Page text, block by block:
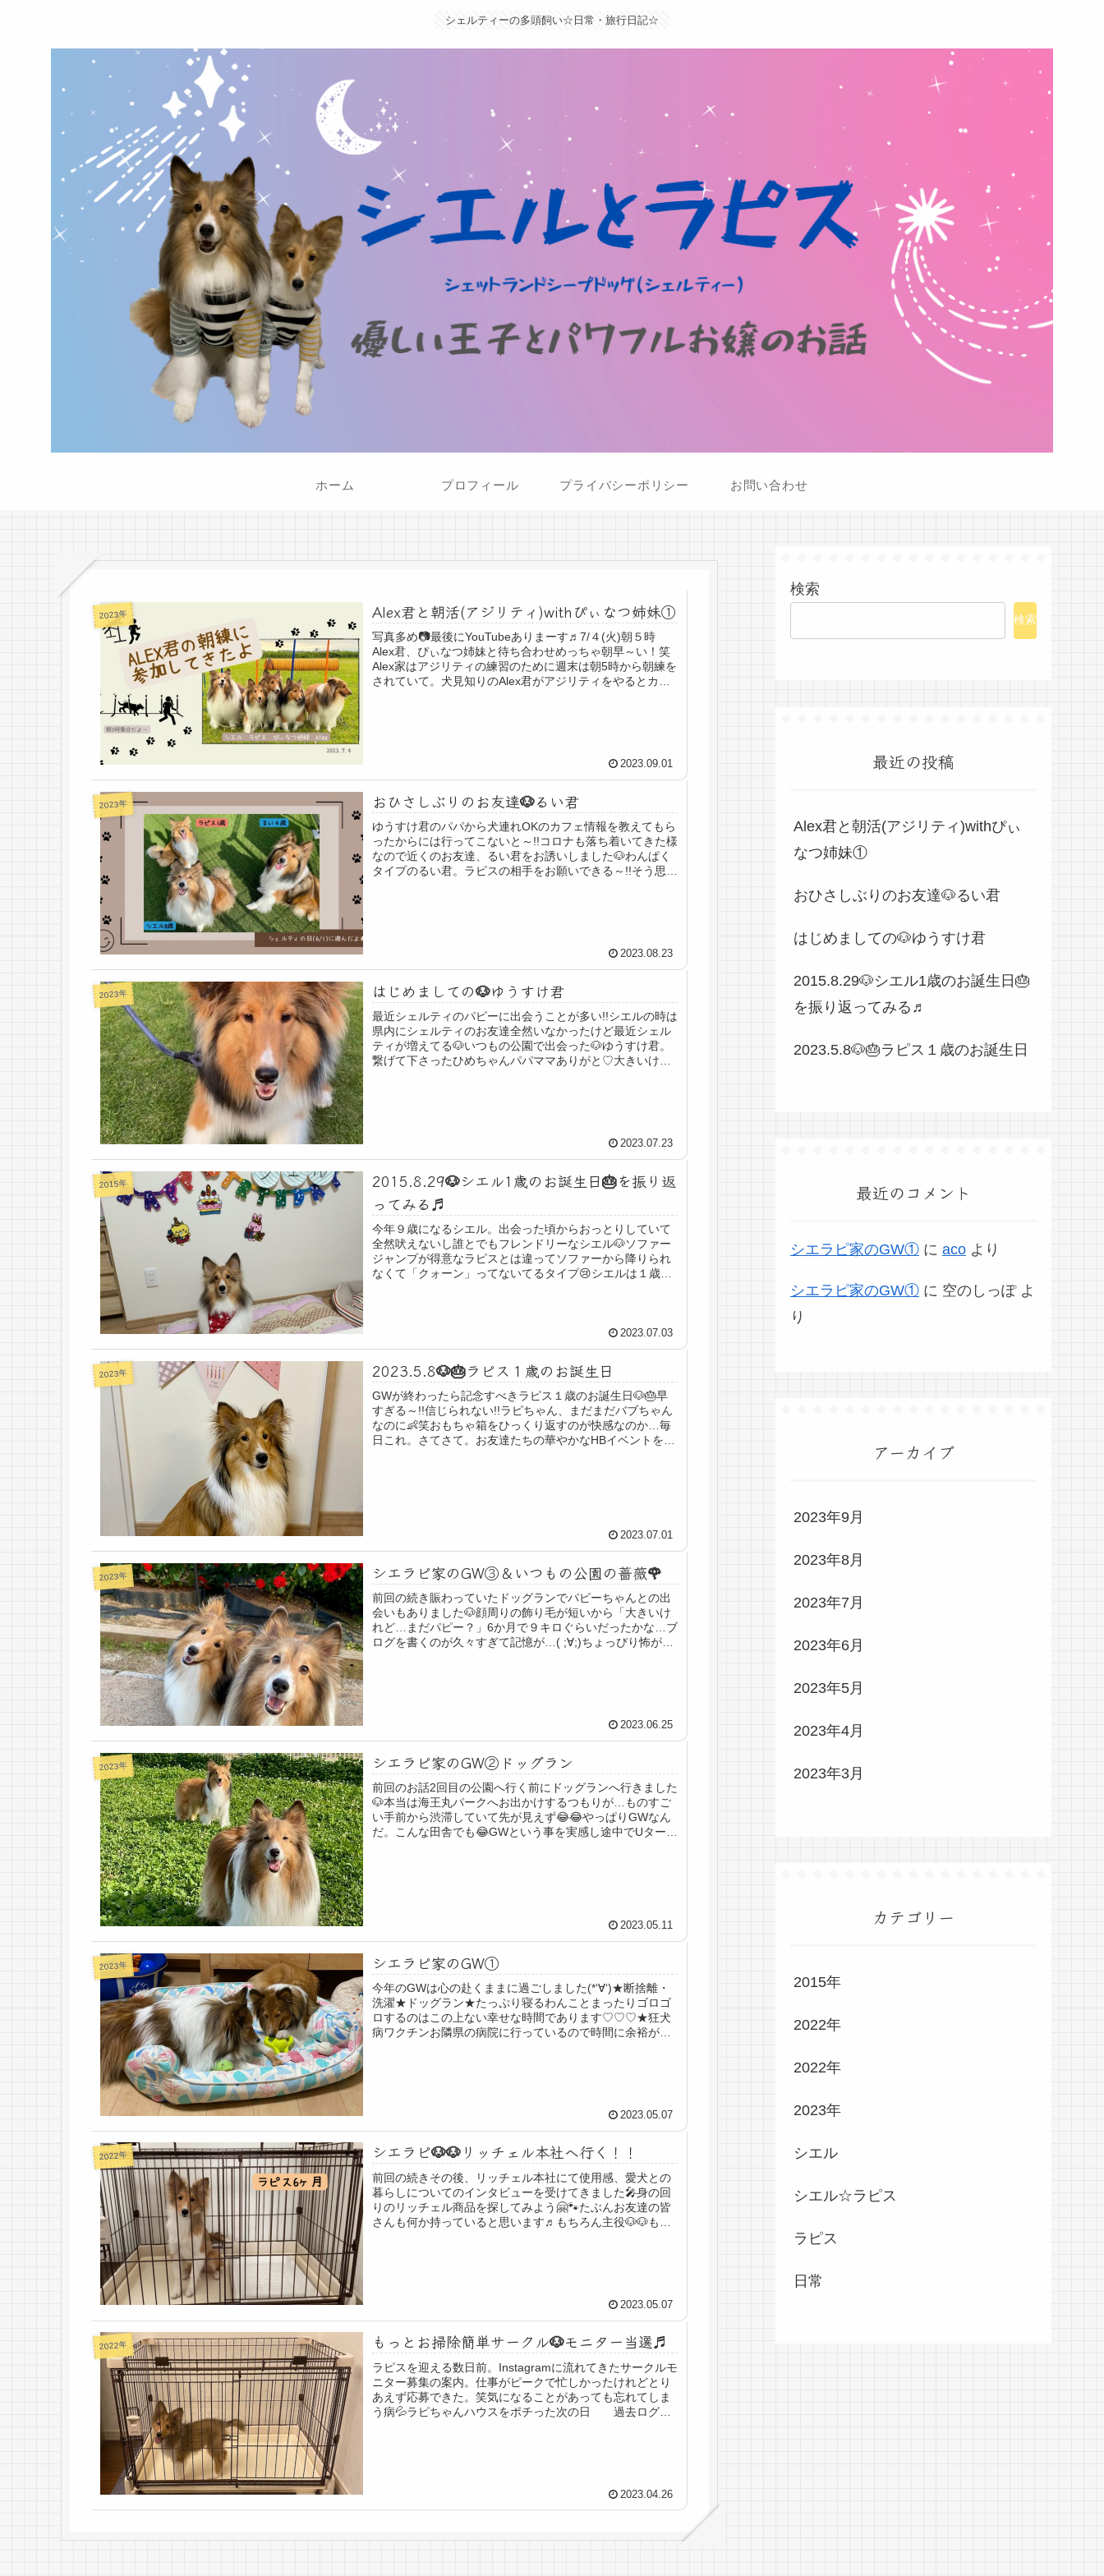
シェルティーの多頭飼い☆日常・旅行日記☆
ホーム プロフィール プライバシーポリシー お問い合わせ
2023年 Alex君と朝活(アジリティ)withぴぃなつ姉妹①
写真多め📷最後にYouTubeありまーす♬7/４(火)朝５時
Alex君、ぴぃなつ姉妹と待ち合わせめっちゃ朝早～い！笑
Alex家はアジリティの練習のために週末は朝5時から朝練を
されていて。犬見知りのAlex君がアジリティをやるとカッ
2023.09.01
2023年 おひさしぶりのお友達🐶るい君
ゆうすけ君のパパから犬連れOKのカフェ情報を教えてもら
ったからには行ってこないと～!!コロナも落ち着いてきた様
なので近くのお友達、るい君をお誘いしました🐶わんぱく
タイプのるい君。ラピスの相手をお願いできる～!!そう思っ
2023.08.23
2023年 はじめましての🐶ゆうすけ君
最近シェルティのパピーに出会うことが多い!!シエルの時は
県内にシェルティのお友達全然いなかったけど最近シェル
ティが増えてる🐶いつもの公園で出会った🐶ゆうすけ君。
繋げて下さったひめちゃんパパママありがと♡大きいけれ
2023.07.23
2015年
2015.8.29🐶シエル1歳のお誕生日🎂を振り返
ってみる♬
今年９歳になるシエル。出会った頃からおっとりしていて
全然吠えないし誰とでもフレンドリーなシエル🐶ソファー
ジャンプが得意なラピスとは違ってソファーから降りられ
なくて「クォーン」ってないてるタイプ😢シエルは１歳の
2023.07.03
2023年 2023.5.8🐶🎂ラピス１歳のお誕生日
GWが終わったら記念すべきラピス１歳のお誕生日🐶🎂早
すぎる～!!信じられない!!ラピちゃん、まだまだバブちゃん
なのに👶笑おもちゃ箱をひっくり返すのが快感なのか…毎
日これ。さてさて。お友達たちの華やかなHBイベントを見
2023.07.01
2023年 シエラピ家のGW③＆いつもの公園の薔薇🌹
前回の続き賑わっていたドッグランでパピーちゃんとの出
会いもありました🐶顔周りの飾り毛が短いから「大きいけ
れど…まだパピー？」6か月で９キロぐらいだったかな…ブ
ログを書くのが久々すぎて記憶が…( ;∀;)ちょっぴり怖がり
2023.06.25
2023年 シエラピ家のGW②ドッグラン
前回のお話2回目の公園へ行く前にドッグランへ行きました
🐶本当は海王丸パークへお出かけするつもりが…ものすご
い手前から渋滞していて先が見えず😂😂やっぱりGWなん
だ。こんな田舎でも😂GWという事を実感し途中でUター
2023.05.11
2023年 シエラピ家のGW①
今年のGWは心の赴くままに過ごしました(*‘∀‘)★断捨離・
洗濯★ドッグラン★たっぷり寝るわんことまったりゴロゴ
ロするのはこの上ない幸せな時間であります♡♡♡★狂犬
病ワクチンお隣県の病院に行っているので時間に余裕があ
2023.05.07
2022年 シエラピ🐶🐶リッチェル本社へ行く！！
前回の続きその後、リッチェル本社にて使用感、愛犬との
暮らしについてのインタビューを受けてきました🎤身の回
りのリッチェル商品を探してみよう🤗🐾たぶんお友達の皆
さんも何か持っていると思います♬もちろん主役🐶🐶も一
2023.05.07
2022年 もっとお掃除簡単サークル🐶モニター当選♬
ラピスを迎える数日前。Instagramに流れてきたサークルモ
ニター募集の案内。仕事がピークで忙しかったけれどとり
あえず応募できた。笑気になることがあっても忘れてしま
う病💦ラピちゃんハウスをポチった次の日 過去ログ→
2023.04.26
検索
検索
最近の投稿
Alex君と朝活(アジリティ)withぴぃ
なつ姉妹①
おひさしぶりのお友達🐶るい君
はじめましての🐶ゆうすけ君
2015.8.29🐶シエル1歳のお誕生日🎂
を振り返ってみる♬
2023.5.8🐶🎂ラピス１歳のお誕生日
最近のコメント
シエラピ家のGW① に aco より
シエラピ家のGW① に 空のしっぽよ
り
アーカイブ
2023年9月
2023年8月
2023年7月
2023年6月
2023年5月
2023年4月
2023年3月
カテゴリー
2015年
2022年
2022年
2023年
シエル
シエル☆ラピス
ラピス
日常